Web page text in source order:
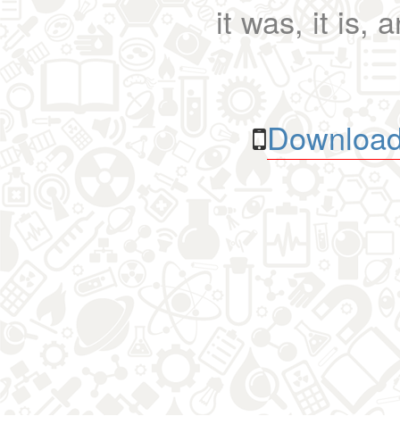
it was, it is,